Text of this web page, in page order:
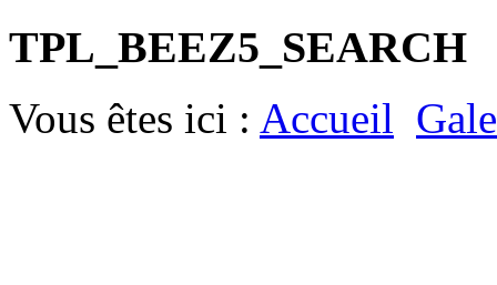
TPL_BEEZ5_SEARCH
Vous êtes ici : Accueil